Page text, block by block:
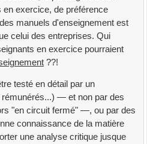
en exercice, de préférence
manuels d'enseignement est
celui des entreprises. Qui
en exercice pourraient
??!
testé en détail par un
— et non par des
"en circuit fermé" —, ou par des
connaissance de la matière
une analyse critique jusque